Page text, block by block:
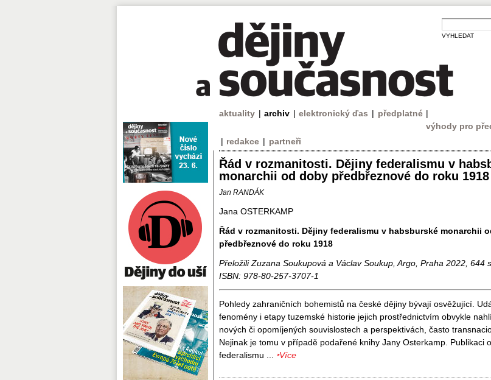
aktuality | archiv | elektronický ďas | předplatné |
výhody pro
| redakce | partneři
VYHLEDAT
Řád v rozmanitosti. Dějiny federalismu v
monarchii od doby předbřeznové do roku 1918
Jan RANDÁK
Jana OSTERKAMP
Řád v rozmanitosti. Dějiny federalismu v habsburské monarchii
předbřeznové do roku 1918
Přeložili Zuzana Soukupová a Václav Soukup, Argo, Praha 2022, 644
ISBN: 978-80-257-3707-1
Pohledy zahraničních bohemistů na české dějiny bývají osvěžující.
fenomény i etapy tuzemské historie jejich prostřednictvím obvykle
nových či opomíjených souvislostech a perspektivách, často
Nejinak je tomu v případě podařené knihy Jany Osterkamp. Publikaci o
federalismu ...
‣Více